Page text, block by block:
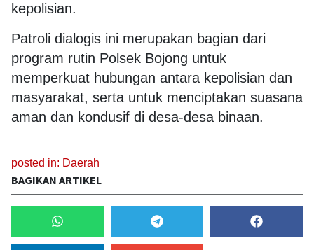
kepolisian.
Patroli dialogis ini merupakan bagian dari
program rutin Polsek Bojong untuk
memperkuat hubungan antara kepolisian dan
masyarakat, serta untuk menciptakan suasana
aman dan kondusif di desa-desa binaan.
posted in: Daerah
BAGIKAN ARTIKEL